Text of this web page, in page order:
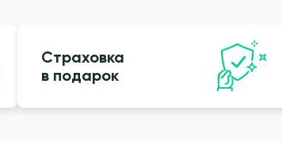
Страховка
в подарок